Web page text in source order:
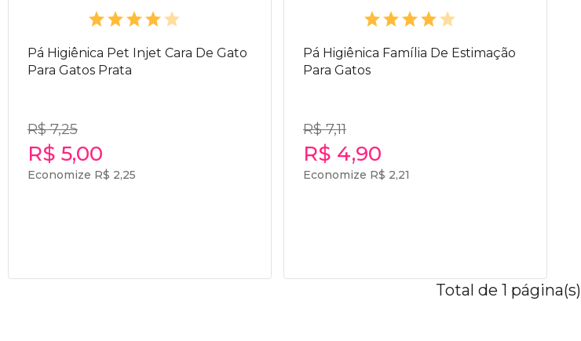
Pá Higiênica Pet Injet Cara De Gato
Para Gatos Prata
R$ 7,25
R$ 5,00
Economize R$ 2,25
Pá Higiênica Família De Estimação
Para Gatos
R$ 7,11
R$ 4,90
Economize R$ 2,21
Total de 1 página(s)